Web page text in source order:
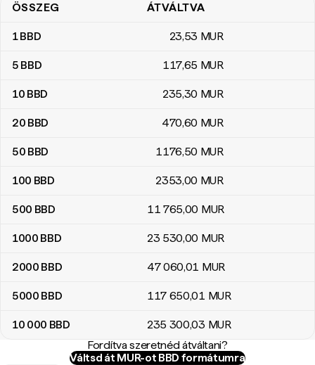
barbadosi dollár – mauritiusi rúpia átváltási táblázat
ÖSSZEG ÁTVÁLTVA
1BBD 23,53 MUR
5 BBD 117,65 MUR
10 BBD 235,30 MUR
20 BBD 470,60 MUR
50 BBD 1176,50 MUR
100 BBD 2353,00 MUR
500 BBD 11 765,00 MUR
1000 BBD 23 530,00 MUR
2000 BBD 47 060,01 MUR
5000 BBD 117 650,01 MUR
10 000 BBD 235 300,03 MUR
Fordítva szeretnéd átváltani?
Váltsd át MUR-ot BBD formátumra